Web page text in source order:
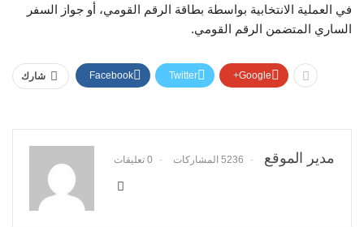
في العملية الانتخابية بواسطة بطاقة الرقم القومي، أو جواز السفر
الساري المتضمن الرقم القومي.
شارك Facebook Twitter Google+
مدير الموقع 5236 المشاركات 0 تعليقات